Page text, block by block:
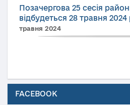
Позачергова 25 сесія
відбудеться 28 травня 2024
травня 2024
FACEBOOK